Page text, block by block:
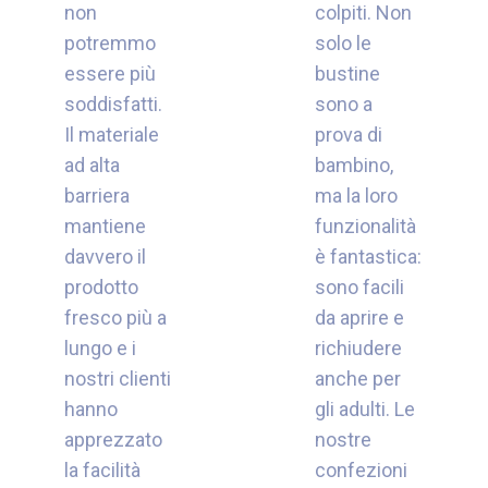
non
potremmo
essere più
soddisfatti.
Il materiale
ad alta
barriera
mantiene
davvero il
prodotto
fresco più a
lungo e i
nostri clienti
hanno
apprezzato
la facilità
colpiti. Non
solo le
bustine
sono a
prova di
bambino,
ma la loro
funzionalità
è fantastica:
sono facili
da aprire e
richiudere
anche per
gli adulti. Le
nostre
confezioni